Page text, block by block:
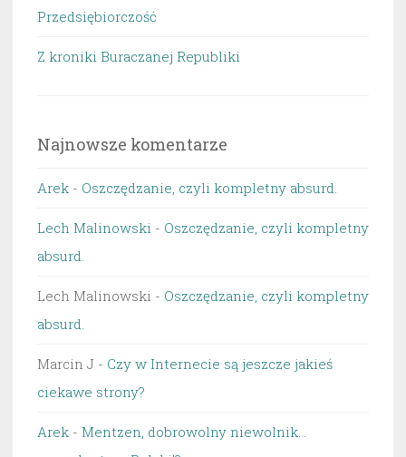
Przedsiębiorczość
Z kroniki Buraczanej Republiki
Najnowsze komentarze
Arek - Oszczędzanie, czyli kompletny absurd.
Lech Malinowski - Oszczędzanie, czyli kompletny
absurd.
Lech Malinowski - Oszczędzanie, czyli kompletny
absurd.
Marcin J - Czy w Internecie są jeszcze jakieś
ciekawe strony?
Arek - Mentzen, dobrowolny niewolnik…